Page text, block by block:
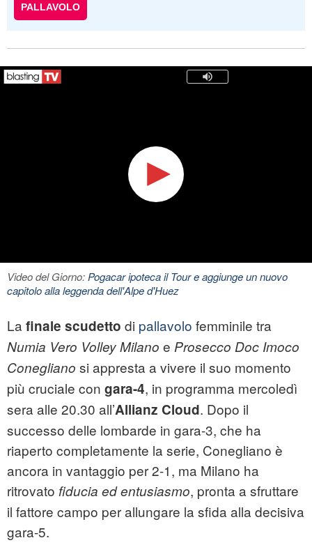
PALLAVOLO
Video del Giorno:Pogacar ipoteca il Tour e aggiunge un nuovo
capitolo alla leggenda dell'Alpe d'Huez
La finale scudetto di pallavolo femminile tra
Numia Vero Volley Milano e Prosecco Doc Imoco
Conegliano si appresta a vivere il suo momento
più cruciale con gara-4, in programma mercoledì
sera alle 20.30 all’Allianz Cloud. Dopo il
successo delle lombarde in gara-3, che ha
riaperto completamente la serie, Conegliano è
ancora in vantaggio per 2-1, ma Milano ha
ritrovato fiducia ed entusiasmo, pronta a sfruttare
il fattore campo per allungare la sfida alla decisiva
gara-5.